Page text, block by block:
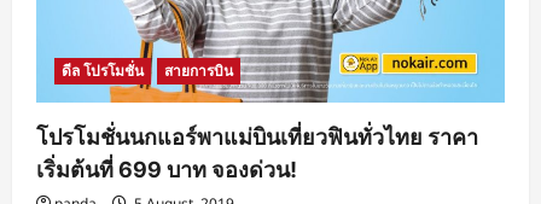
ดีล โปรโมชั่น สายการบิน
โปรโมชั่นนกแอร์พาแม่บินเที่ยวฟินทั่วไทย ราคา
เริ่มต้นที่ 699 บาท จองด่วน!